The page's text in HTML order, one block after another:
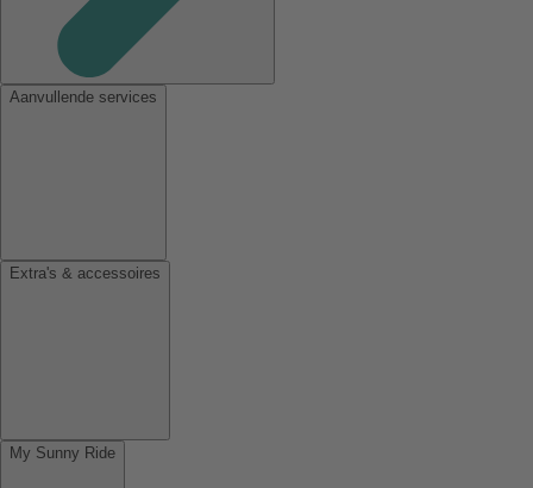
Aanvullende services
Extra's & accessoires
My Sunny Ride